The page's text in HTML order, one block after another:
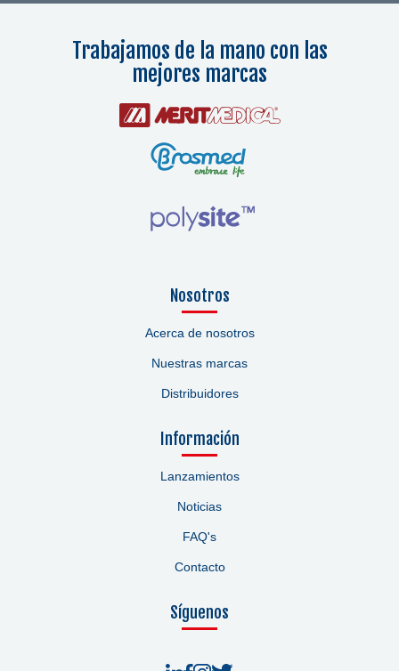
Trabajamos de la mano con las
mejores marcas
Nosotros
Acerca de nosotros
Nuestras marcas
Distribuidores
Información
Lanzamientos
Noticias
FAQ's
Contacto
Síguenos